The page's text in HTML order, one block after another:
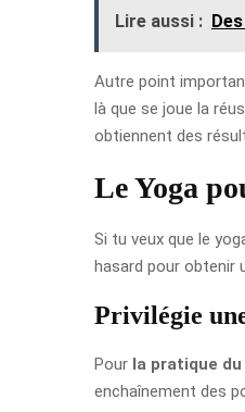
Lire aussi :
Autre point
là que se joue la
obtiennent des
Le Yoga
Si tu veux que le
hasard pour obtenir
Privilégie
Pour la pratique du
enchaînement des